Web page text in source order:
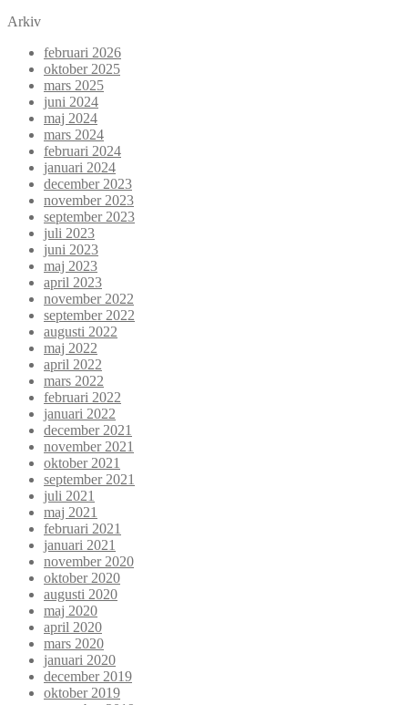
Arkiv
februari 2026
oktober 2025
mars 2025
juni 2024
maj 2024
mars 2024
februari 2024
januari 2024
december 2023
november 2023
september 2023
juli 2023
juni 2023
maj 2023
april 2023
november 2022
september 2022
augusti 2022
maj 2022
april 2022
mars 2022
februari 2022
januari 2022
december 2021
november 2021
oktober 2021
september 2021
juli 2021
maj 2021
februari 2021
januari 2021
november 2020
oktober 2020
augusti 2020
maj 2020
april 2020
mars 2020
januari 2020
december 2019
oktober 2019